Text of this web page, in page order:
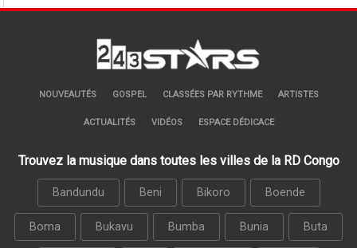
NOUVEAUTÉS GOSPEL CLASSÉES PAR RYTHME ARTISTES
ACTUALITÉS VIDÉOS ESPACE DÉDICACE
Trouvez la musique dans toutes les villes de la RD Congo
Bandundu Beni Bikoro Boende
Boma Bukavu Bumba Bunia Buta